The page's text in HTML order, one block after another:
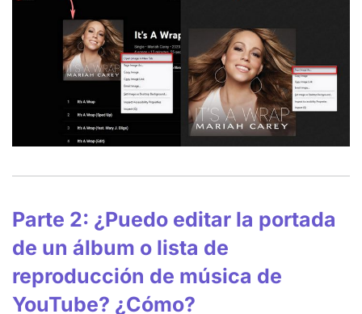
Parte 2: ¿Puedo editar la portada
de un álbum o lista de
reproducción de música de
YouTube? ¿Cómo?